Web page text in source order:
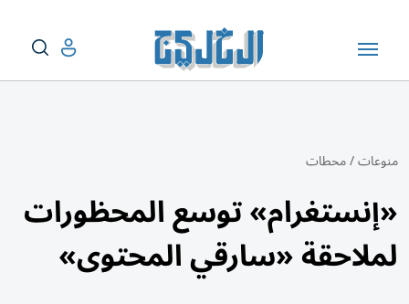
منوعات/محطات
«إنستغرام» توسع المحظورات
لملاحقة «سارقي المحتوى»